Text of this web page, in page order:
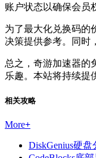
账户状态以确保会员
为了最大化兑换码的
决策提供参考。同时
总之，奇游加速器的
乐趣。本站将持续提
相关攻略
More+
DiskGenius硬